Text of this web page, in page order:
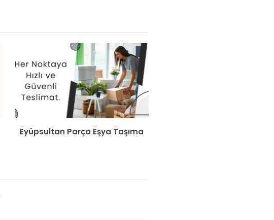
Eyüpsultan Parça Eşya Taşıma